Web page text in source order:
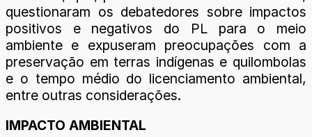
questionaram os debatedores sobre impactos
positivos e negativos do PL para o meio
ambiente e expuseram preocupações com a
preservação em terras indígenas e quilombolas
e o tempo médio do licenciamento ambiental,
entre outras considerações.
IMPACTO AMBIENTAL